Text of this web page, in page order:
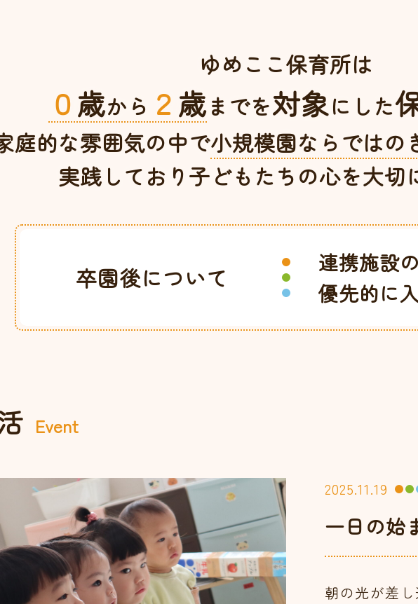
ゆめここ保育所は
０歳から ２ 歳までを対象にした
庭的な雰囲気の中で小規模園ならではの
実践しており子どもたちの心を大切
卒園後について
連携施設
優先的に
Event
2025.11.19
一日の始
朝の光が差